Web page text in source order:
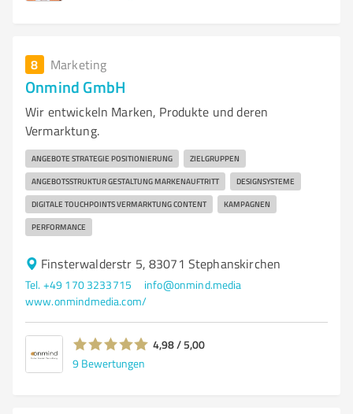
8 Marketing
Onmind GmbH
Wir entwickeln Marken, Produkte und deren
Vermarktung.
ANGEBOTE STRATEGIE POSITIONIERUNG ZIELGRUPPEN
ANGEBOTSSTRUKTUR GESTALTUNG MARKENAUFTRITT DESIGNSYSTEME
DIGITALE TOUCHPOINTS VERMARKTUNG CONTENT KAMPAGNEN
PERFORMANCE
Finsterwalderstr 5, 83071 Stephanskirchen
Tel. +49 170 3233715
info@onmind.media
www.onmindmedia.com/
4,98 / 5,00
9 Bewertungen